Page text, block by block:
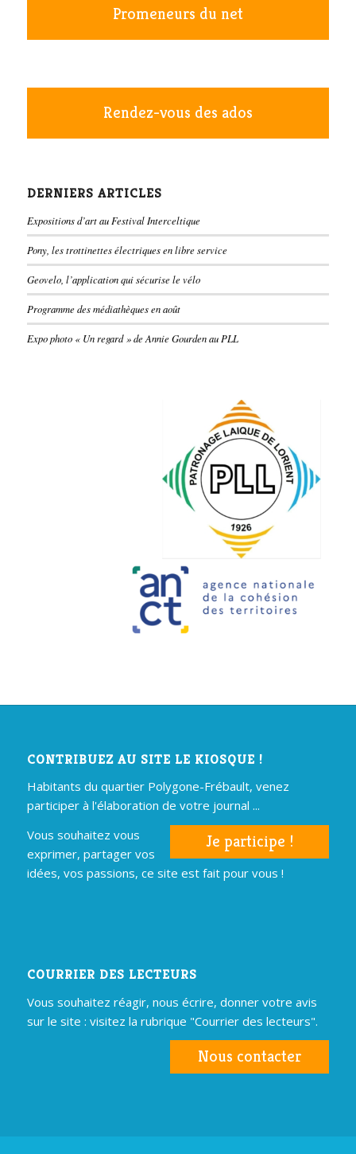
Promeneurs du net
Rendez-vous des ados
DERNIERS ARTICLES
Expositions d’art au Festival Interceltique
Pony, les trottinettes électriques en libre service
Geovelo, l’application qui sécurise le vélo
Programme des médiathèques en août
Expo photo « Un regard » de Annie Gourden au PLL
CONTRIBUEZ AU SITE LE KIOSQUE !
Habitants du quartier Polygone-Frébault, venez
participer à l'élaboration de votre journal ...
Je participe !
Vous souhaitez vous
exprimer, partager vos
idées, vos passions, ce site est fait pour vous !
COURRIER DES LECTEURS
Vous souhaitez réagir, nous écrire, donner votre avis
sur le site : visitez la rubrique "Courrier des lecteurs".
Nous contacter